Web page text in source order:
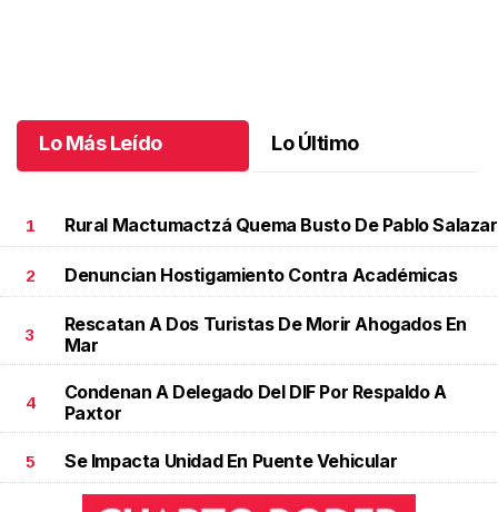
Lo Más Leído Lo Último
1 Rural Mactumactzá Quema Busto De Pablo Salazar
2 Denuncian Hostigamiento Contra Académicas
3
Rescatan A Dos Turistas De Morir Ahogados En
Mar
4
Condenan A Delegado Del DIF Por Respaldo A
Paxtor
5 Se Impacta Unidad En Puente Vehicular